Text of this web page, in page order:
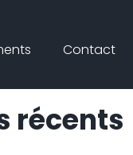
Contact
récents